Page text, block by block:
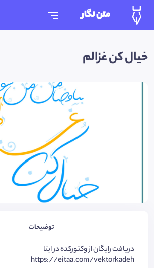
متن نگار
خیال کن غزالم
توضیحات
دریافت رایگان از وکتورکده در ایتا
https://eitaa.com/vektorkadeh